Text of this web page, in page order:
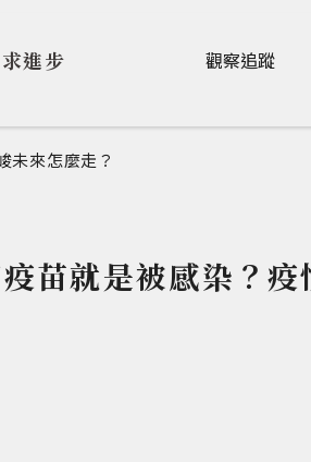
求進步 觀察追蹤
未來怎麼走？
苗就是被感染？疫